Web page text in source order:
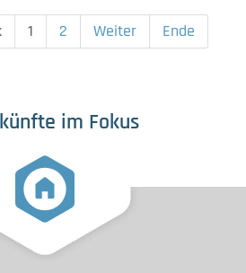
1 2 Weiter Ende
im Fokus